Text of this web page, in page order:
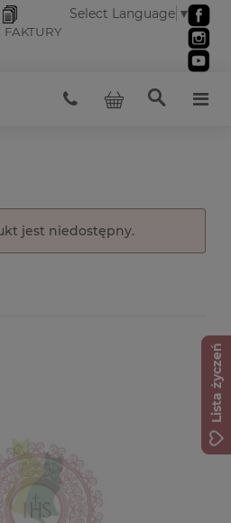
FAKTURY
Select Language ▼
jest niedostępny.
Lista życzeń